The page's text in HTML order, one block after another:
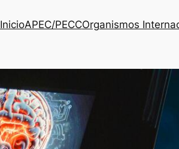
InicioAPEC/PECCOrganismos